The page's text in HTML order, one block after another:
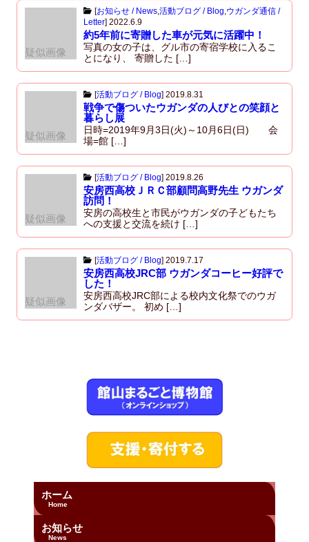
疑似画像
[お知らせ / News ,活動ブログ / Blog ウガンダ通信 /
Letter] 2022.6.9
約5年前に寄贈した車が元気に活躍中！
写真の女の子は、グル市の寄宿学校に入るこ
とになり、 寄贈した […]
疑似画像
[活動ブログ / Blog] 2019.8.31
戦争で傷ついたウガンダの人びとの笑顔と
暮らし展
日時=2019年9月3日(火)～10月6日(日) 会
場=館 […]
疑似画像
[活動ブログ / Blog] 2019.8.26
安房西高校ＪＲＣ部顧問高野先生 ウガンダ
訪問！
安房の高校生と市民がウガンダの子どもたち
への支援と交流を続け […]
疑似画像
[活動ブログ / Blog] 2019.7.17
安房西高校JRC部 ウガンダコーヒー好評で
した！
安房西高校JRC部による校内文化祭でのウガ
ンダバザー。 初め […]
ホーム
Home
お知らせ
News